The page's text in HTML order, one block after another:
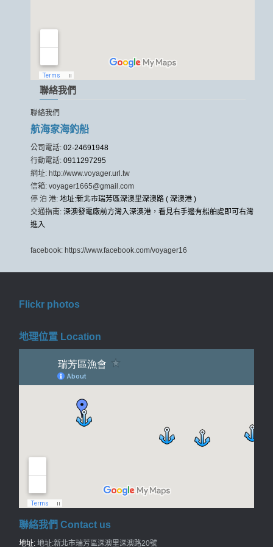
聯絡我們
聯絡我們
航海家海釣船
公司電話: 02-24691948
行動電話: 0911297295
網址: http://www.voyager.url.tw
信箱: voyager1665@gmail.com
停 泊 港: 地址:新北市瑞芳區深澳里深澳路 ( 深澳港 )
交通指南: 深澳發電廠前方灣入深澳港，看見右手邊有船舶處即可右灣
進入
facebook: https://www.facebook.com/voyager16
Flickr photos
地理位置 Location
聯絡我們 Contact us
地址: 地址:新北市瑞芳區深澳里深澳路20號